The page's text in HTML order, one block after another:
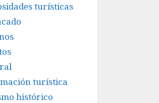
turísticas
turística
histórico